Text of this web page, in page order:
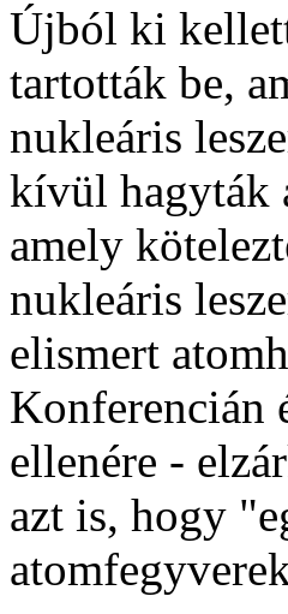
Újból ki
tartották be,
nukleáris
kívül hagyták
amely
nukleáris
elismert
Konferencián
ellenére -
azt is, hogy